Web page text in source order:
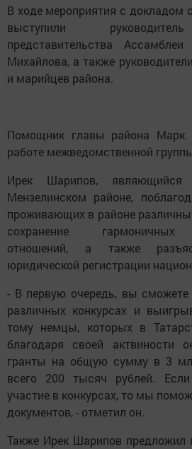
В ходе мероприятия с докладом
выступили
представительства
Михайлова, а также
и марийцев района.
Помощник главы района Марк
работе межведомственной
Ирек Шарипов,
Мензелинском районе,
проживающих в районе
сохранение гармоничных
отношений, а также
юридической регистрации
- В первую очередь, вы сможете
различных конкурсах и
тому немцы, которых в
благодаря своей актвиности
гранты на общую сумму в 3
всего 200 тысяч рублей.
участие в конкурсах, то мы
документов, - отметил он.
Также Ирек Шарипов предложил